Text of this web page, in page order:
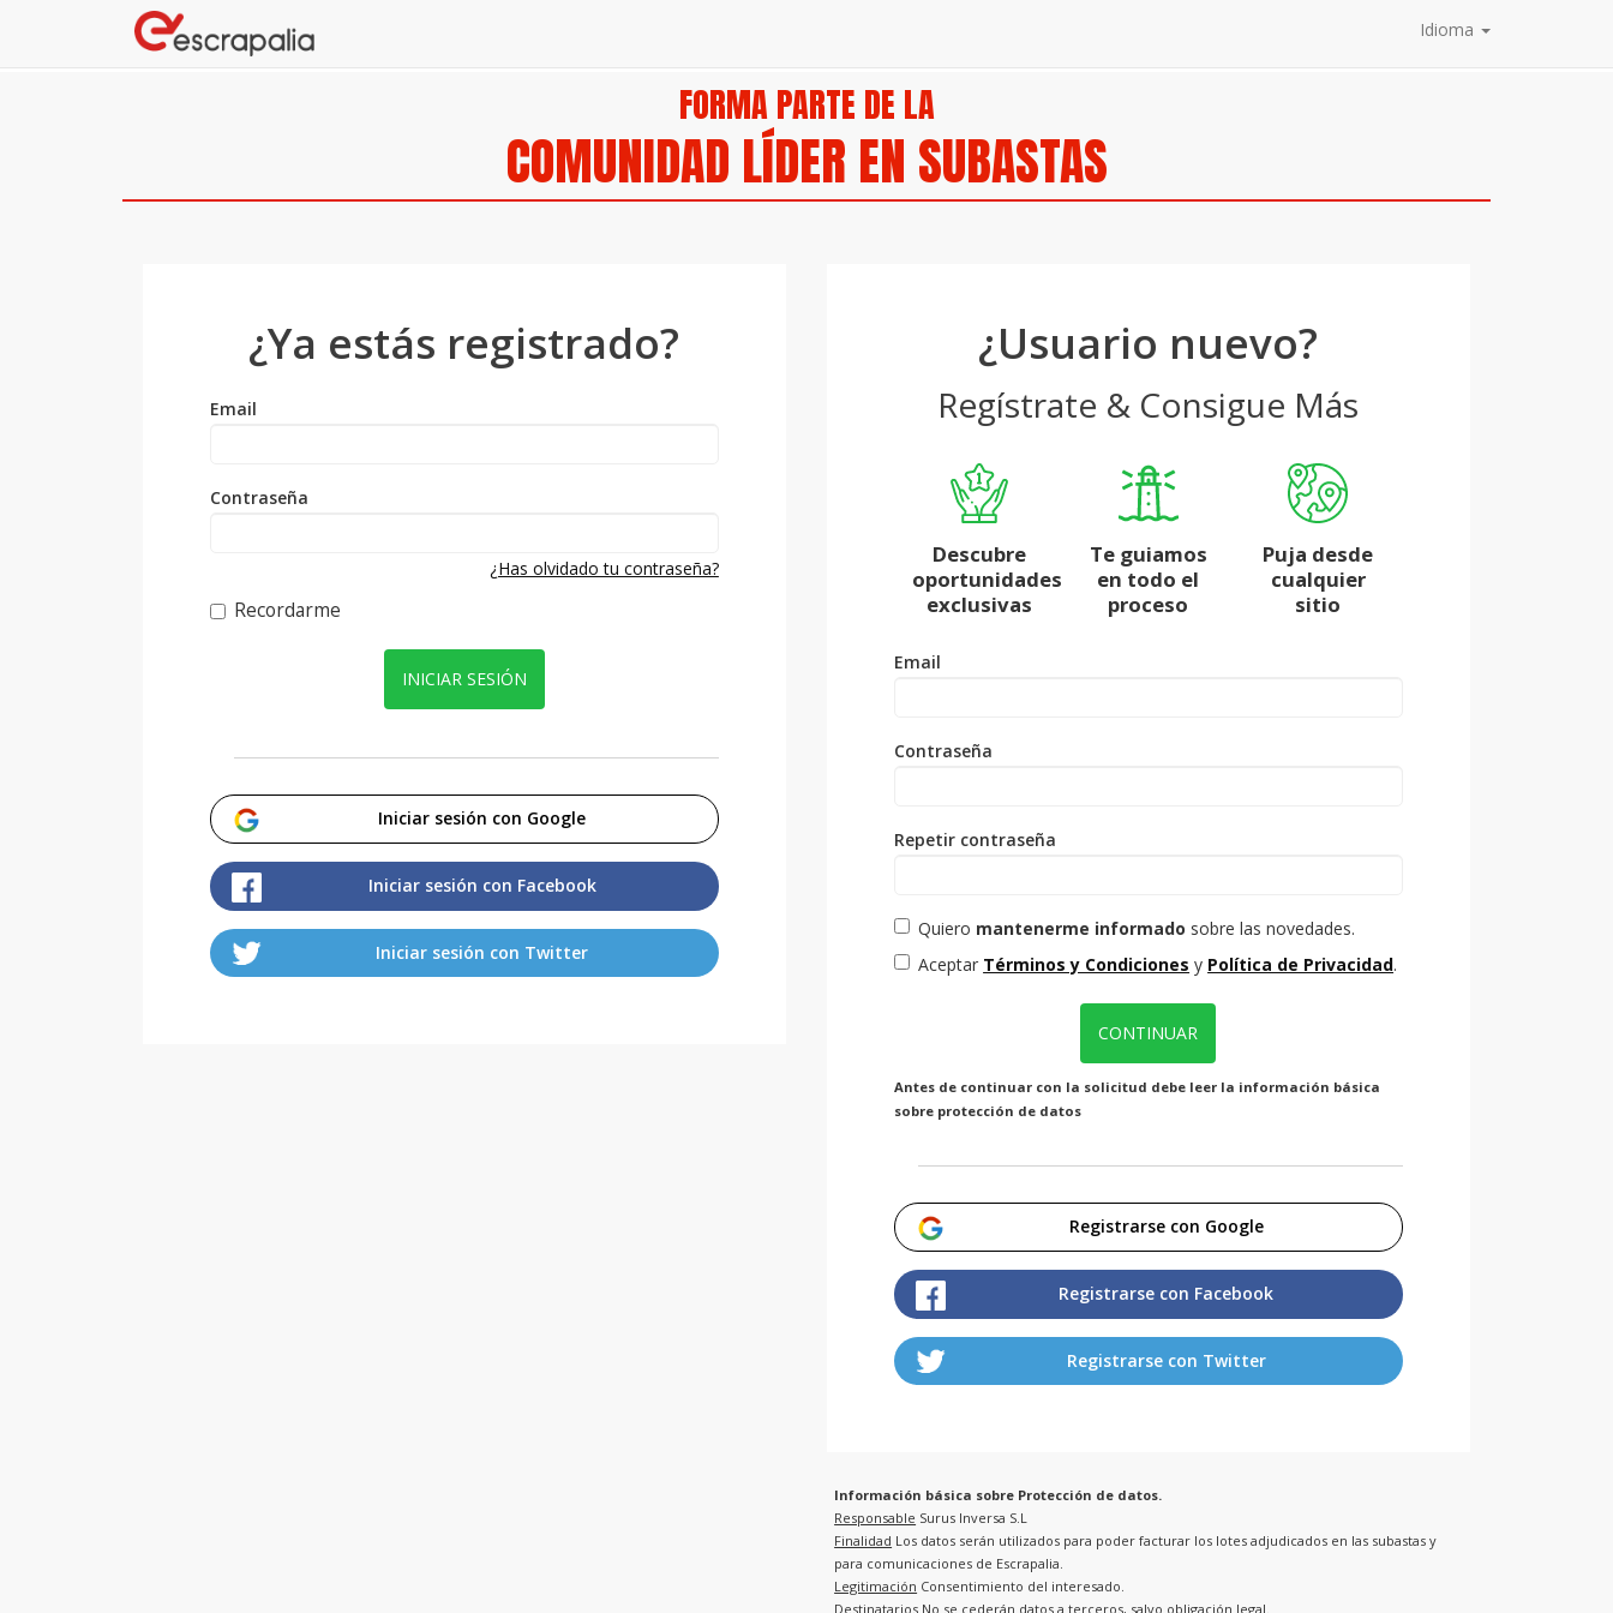
Idioma
FORMA PARTE DE LA
COMUNIDAD LÍDER EN SUBASTAS
¿Ya estás registrado?
Email
Contraseña
¿Has olvidado tu contraseña?
Recordarme
INICIAR SESIÓN
Iniciar sesión con Google
Iniciar sesión con Facebook
Iniciar sesión con Twitter
¿Usuario nuevo?
Regístrate & Consigue Más
Descubre
oportunidades
exclusivas
Te guiamos
en todo el
proceso
Puja desde
cualquier
sitio
Email
Contraseña
Repetir contraseña
Quiero mantenerme informado sobre las novedades.
Aceptar Términos y Condiciones y Política de Privacidad.
CONTINUAR
Antes de continuar con la solicitud debe leer la información básica
sobre protección de datos
Registrarse con Google
Registrarse con Facebook
Registrarse con Twitter
Información básica sobre Protección de datos.
Responsable Surus Inversa S.L
Finalidad Los datos serán utilizados para poder facturar los lotes adjudicados en las subastas y
para comunicaciones de Escrapalia.
Legitimación Consentimiento del interesado.
Destinatarios No se cederán datos a terceros, salvo obligación legal.